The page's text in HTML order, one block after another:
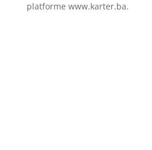
platforme www.karter.ba.